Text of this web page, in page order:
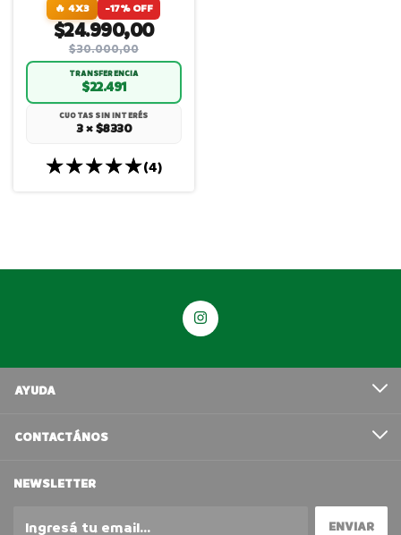
🔥 4X3 -17% OFF
$24.990,00
$30.000,00
TRANSFERENCIA
$22.491
CUOTAS SIN INTERÉS
3 × $8330
(4)
AYUDA
CONTACTÁNOS
NEWSLETTER